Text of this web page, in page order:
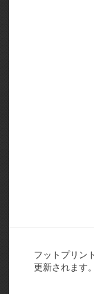
フットプリン
更新されます